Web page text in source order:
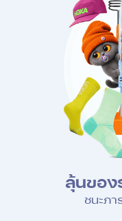
ลุ้นของ
ชนะภ